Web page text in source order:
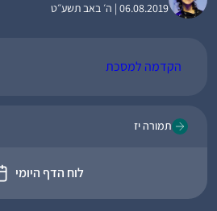
06.08.2019 | ה׳ באב תשע״ט
הקדמה למסכת
תמורה יז
לוח הדף היומי